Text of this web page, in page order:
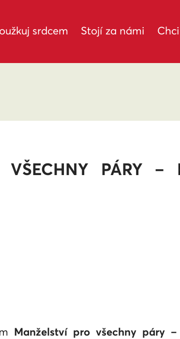
srdcem Stojí za námi
PÁRY –
Manželství pro všechny páry